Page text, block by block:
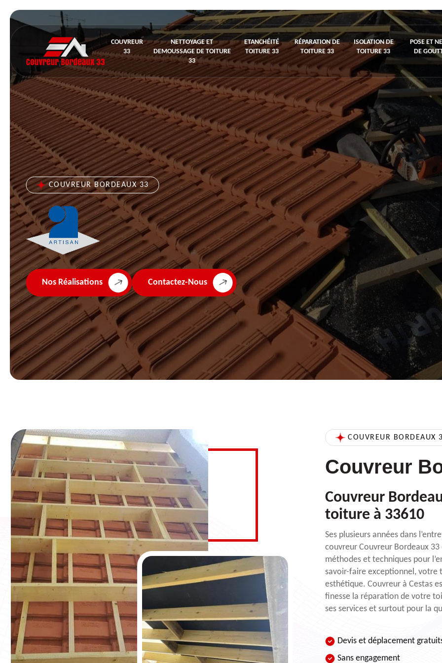
COUVREUR
33
NETTOYAGE ET
DEMOUSSAGE DE TOITURE
33
ETANCHÉITÉ
TOITURE 33
RÉPARATION DE
TOITURE 33
ISOLATION DE
TOITURE 33
POSE ET
DE
COUVREUR BORDEAUX 33
Nos Réalisations Contactez-Nous
COUVREUR BORDEAUX
Couvreur
Couvreur
toiture à 33610
Ses plusieurs années dans
couvreur Couvreur Bordeaux
méthodes et techniques pour
savoir-faire exceptionnel,
esthétique. Couvreur à Cestas
finesse la réparation de votre
ses services et surtout pour la
Devis et déplacement
Sans engagement